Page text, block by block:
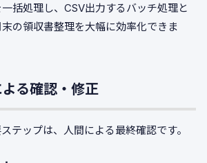
括処理し、CSV出力するバッチ処理と
の領収書整理を大幅に効率化できま
る確認・修正
テップは、人間による最終確認です。